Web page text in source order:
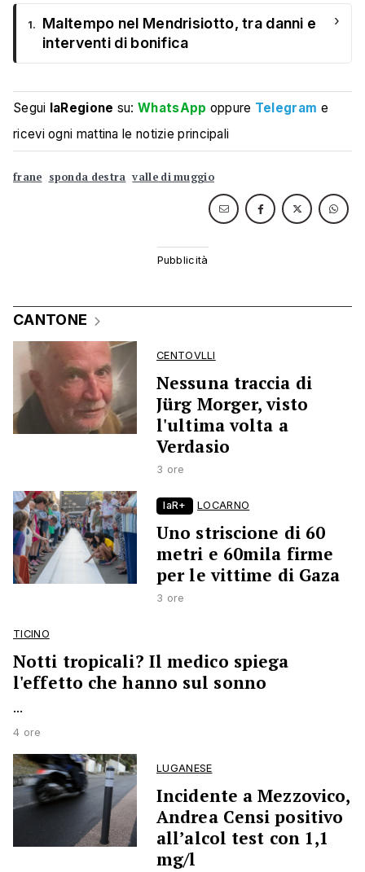
1.
Maltempo nel Mendrisiotto, tra danni e
interventi di bonifica
›
Segui laRegione su:WhatsApp oppure Telegram e
ricevi ogni mattina le notizie principali
frane sponda destra valle di muggio
CANTONE
CENTOVLLI
Nessuna traccia di
Jürg Morger, visto
l'ultima volta a
Verdasio
3 ore
laR+ LOCARNO
Uno striscione di 60
metri e 60mila firme
per le vittime di Gaza
3 ore
TICINO
Notti tropicali? Il medico spiega
l'effetto che hanno sul sonno
...
4 ore
LUGANESE
Incidente a Mezzovico,
Andrea Censi positivo
all’alcol test con 1,1
mg/l